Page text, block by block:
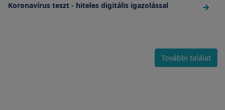
Koronavírus teszt - hiteles digitális igazolással
További találat